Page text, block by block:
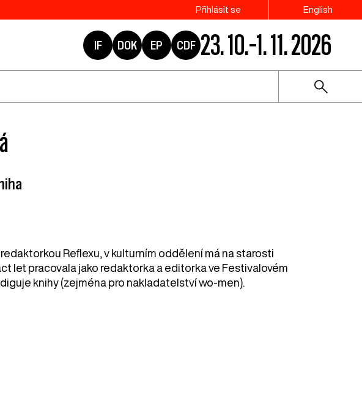
Přihlásit se English
IF DOK EP CDF 23. 10.–1. 11. 2026
Reflexu, v kulturním oddělení má na starosti
let pracovala jako redaktorka a editorka ve Festivalovém
knihy (zejména pro nakladatelství wo-men).